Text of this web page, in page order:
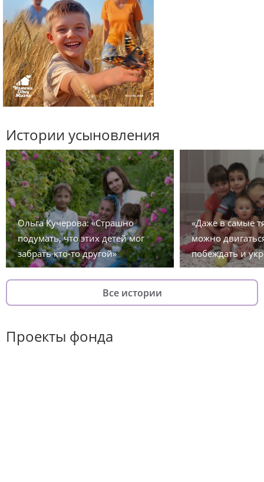
Истории усыновления
Ольга Кучерова: «Страшно
подумать, что этих детей мог
забрать кто-то другой»
«Даже в самые
можно
побеждать и
Все истории
Проекты фонда